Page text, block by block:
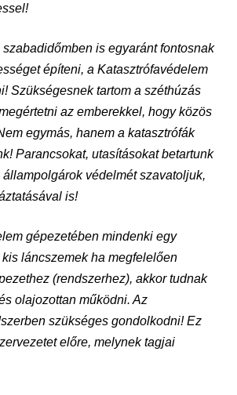
is egyaránt fontosnak
építeni, a Katasztrófavédelem
Szükségesnek tartom a széthúzás
az emberekkel, hogy közös
egymás, hanem a katasztrófák
Parancsokat, utasításokat betartunk
állampolgárok védelmét szavatoljuk,
is!
gépezetében mindenki egy
láncszemek ha megfelelően
(rendszerhez), akkor tudnak
olajozottan működni. Az
szükséges gondolkodni! Ez
előre, melynek tagjai